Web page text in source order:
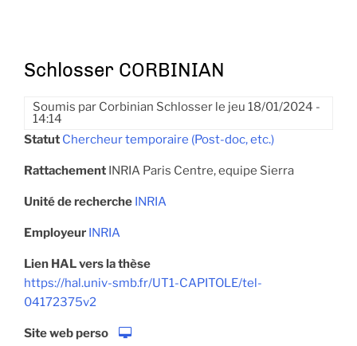
Schlosser CORBINIAN
Soumis par Corbinian Schlosser le jeu 18/01/2024 -
14:14
Statut Chercheur temporaire (Post-doc, etc.)
Rattachement INRIA Paris Centre, equipe Sierra
Unité de recherche INRIA
Employeur INRIA
Lien HAL vers la thèse
https://hal.univ-smb.fr/UT1-CAPITOLE/tel-
04172375v2
Site web perso